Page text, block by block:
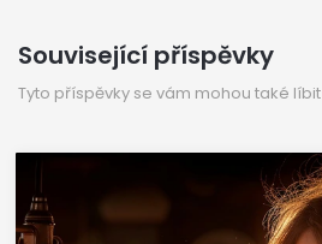
Související příspěvky
Tyto příspěvky se vám mohou také líbit